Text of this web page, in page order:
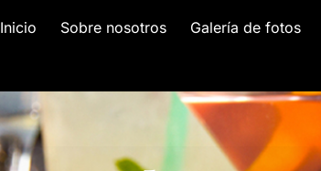
Inicio Sobre nosotros Galería de fotos